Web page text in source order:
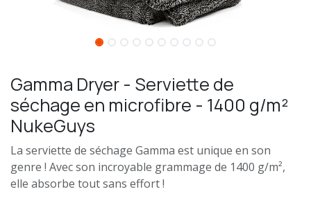
Gamma Dryer - Serviette de
séchage en microfibre - 1400 g/m²
NukeGuys
La serviette de séchage Gamma est unique en son
genre ! Avec son incroyable grammage de 1400 g/m²,
elle absorbe tout sans effort !